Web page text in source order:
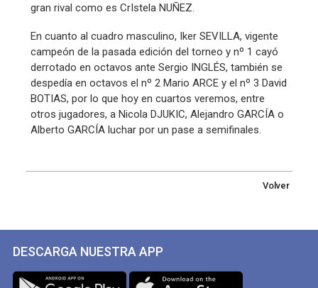
gran rival como es CrIstela NUÑEZ.
En cuanto al cuadro masculino, Iker SEVILLA, vigente
campeón de la pasada edición del torneo y nº 1 cayó
derrotado en octavos ante Sergio INGLÉS, también se
despedía en octavos el nº 2 Mario ARCE y el nº 3 David
BOTIAS, por lo que hoy en cuartos veremos, entre
otros jugadores, a Nicola DJUKIC, Alejandro GARCÍA o
Alberto GARCÍA luchar por un pase a semifinales.
Volver
DESCARGA NUESTRA APP